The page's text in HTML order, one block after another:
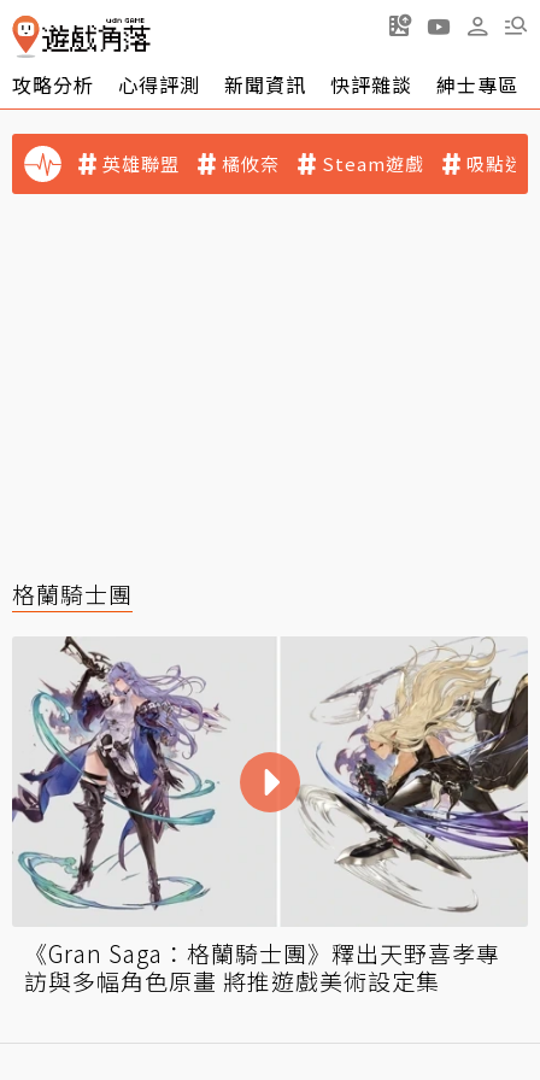
攻略分析 心得評測 新聞資訊 快評雜談 紳士專區
英雄聯盟 橘攸奈 Steam遊戲 吸點迷
格蘭騎士團
《Gran Saga：格蘭騎士團》釋出天野喜孝專
訪與多幅角色原畫 將推遊戲美術設定集